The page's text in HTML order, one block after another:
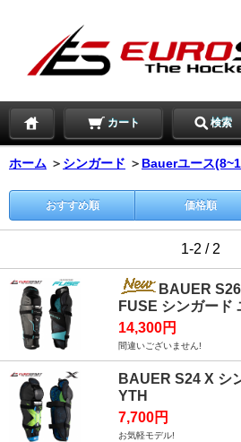
カート 検索
ホーム ＞ シンガード ＞ Bauerユース
おすすめ順 価格順
1-2 / 2
BAUER
FUSE シンガード
14,300円
間違いございません!
BAUER S24 X シ
YTH
7,700円
お気軽モデル!